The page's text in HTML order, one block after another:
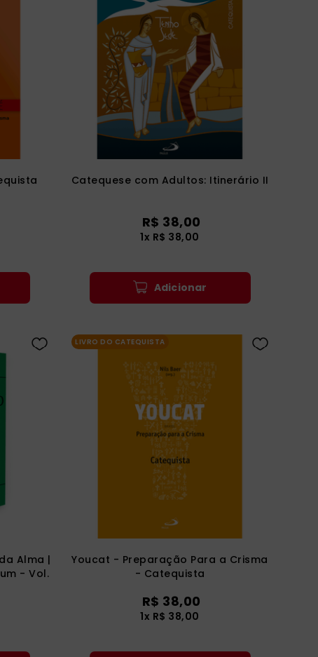
Catequese com Adultos: Itinerário II
R$ 38,00
1x R$ 38,00
Adicionar
Alma |
- Vol.
LIVRO DO CATEQUISTA
Youcat - Preparação Para a Crisma
- Catequista
R$ 38,00
1x R$ 38,00